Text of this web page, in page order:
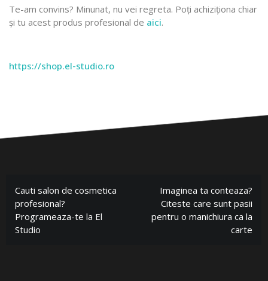
Te-am convins? Minunat, nu vei regreta. Poți achiziționa chiar
și tu acest produs profesional de aici.
https://shop.el-studio.ro
Cauti salon de cosmetica
profesional?
Programeaza-te la El
Studio
Imaginea ta conteaza?
Citeste care sunt pasii
pentru o manichiura ca la
carte